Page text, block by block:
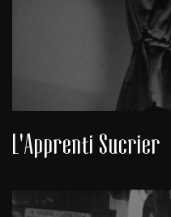
L'Apprenti Sucrier